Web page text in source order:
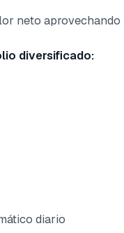
neto aprovechando
diversificado:
diario